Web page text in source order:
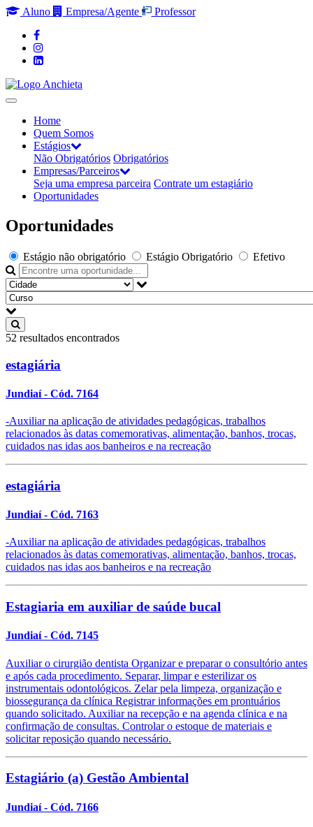
Aluno Empresa/Agente Professor
Home
Quem Somos
Estágios
Não Obrigatórios Obrigatórios
Empresas/Parceiros
Seja uma empresa parceira Contrate um estagiário
Oportunidades
Oportunidades
Estágio não obrigatório Estágio Obrigatório Efetivo
52 resultados encontrados
estagiária
Jundiaí- Cód. 7164
-Auxiliar na aplicação de atividades pedagógicas, trabalhos
relacionados às datas comemorativas, alimentação, banhos, trocas,
cuidados nas idas aos banheiros e na recreação
estagiária
Jundiaí- Cód. 7163
-Auxiliar na aplicação de atividades pedagógicas, trabalhos
relacionados às datas comemorativas, alimentação, banhos, trocas,
cuidados nas idas aos banheiros e na recreação
Estagiaria em auxiliar de saúde bucal
Jundiaí- Cód. 7145
Auxiliar o cirurgião dentista Organizar e preparar o consultório antes
e após cada procedimento. Separar, limpar e esterilizar os
instrumentais odontológicos. Zelar pela limpeza, organização e
biossegurança da clínica Registrar informações em prontuários
quando solicitado. Auxiliar na recepção e na agenda clínica e na
confirmação de consultas. Controlar o estoque de materiais e
solicitar reposição quando necessário.
Estagiário (a) Gestão Ambiental
Jundiaí- Cód. 7166